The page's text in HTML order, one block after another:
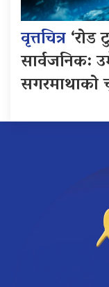
वृत्तचित्र
सार्वजनिक:
सगरमाथाको